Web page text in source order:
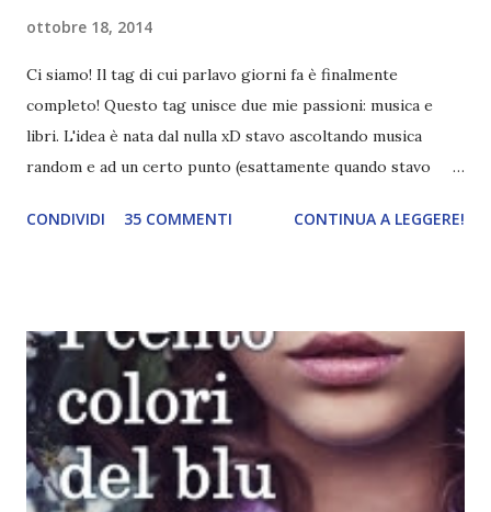
ottobre 18, 2014
Ci siamo! Il tag di cui parlavo giorni fa è finalmente
completo! Questo tag unisce due mie passioni: musica e
libri. L'idea è nata dal nulla xD stavo ascoltando musica
random e ad un certo punto (esattamente quando stavo
quest'idea. Lo scopo del tag è di associare ad ogni canzone
che sono quelle che decidiamo di non fare ma che qualcun
altro potrebbe decidere di fare; Alla fine del tag si passa il
tag (scusate la ripetizione) ad un'altra blogger. Quest'ultima
aggiunge la sua canzone preferita, una descrizione (come
ho fatto io) e il nome del blog e del profilo (per sapere
anche chi è stato taggato) e dopo passa il tag ad un'altra
CONDIVIDI 35 COMMENTI CONTINUA A LEGGERE!